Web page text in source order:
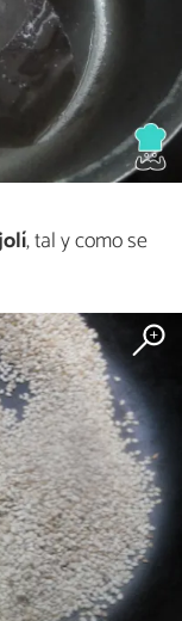
, tal y como se